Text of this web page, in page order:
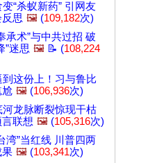
“杀蚁新药” 引网友
思 🖼️ (109,182次)
承术”与中共过招 破
”迷思 🖼️ 📝 (108,224
这份上！习与鲁比
尬 🖼️ (106,936次)
河龙脉断裂惊现干枯
联想 🖼️ (105,316次)
湾”当红线 川普四两
果 🖼️ (103,341次)